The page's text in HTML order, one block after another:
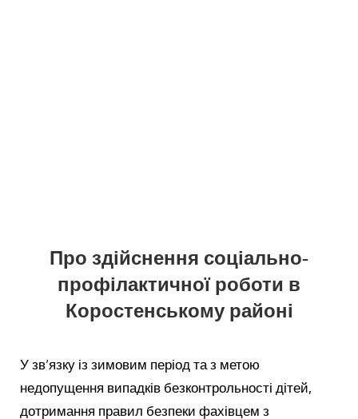
Про здійснення соціально-
профілактичної роботи в
Коростенському районі
У зв’язку із зимовим період та з метою
недопущення випадків безконтрольності дітей,
дотримання правил безпеки фахівцем з